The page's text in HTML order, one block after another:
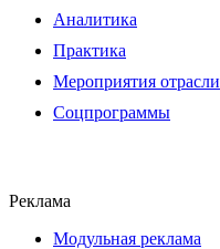
Аналитика
Практика
Мероприятия отрасли
Соцпрограммы
Реклама
Модульная реклама